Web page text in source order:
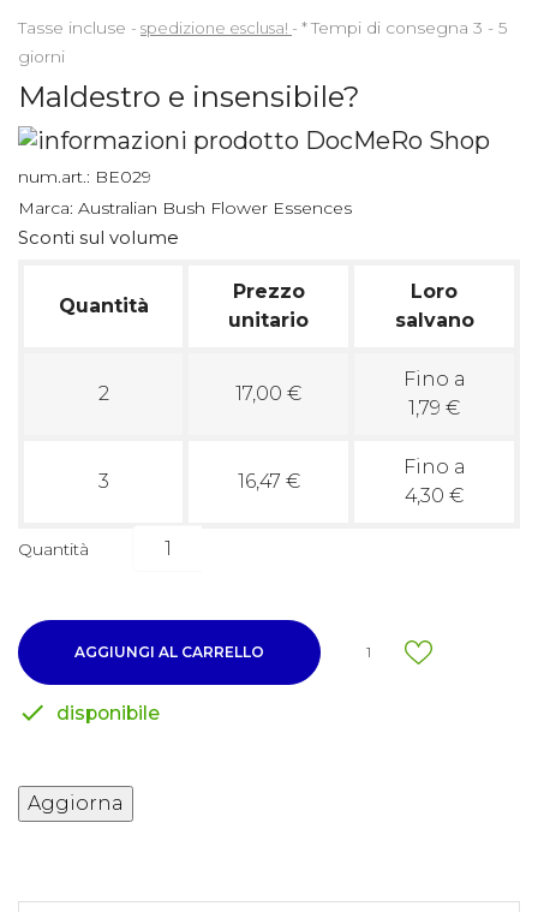
Tasse incluse
spedizione esclusa! *Tempi di consegna 3 - 5
giorni
Maldestro e insensibile?
num.art.: BE029
Marca: Australian Bush Flower Essences
Sconti sul volume
Quantità
Prezzo
unitario
Loro
salvano
2 17,00 €
Fino a
1,79 €
3 16,47 €
Fino a
4,30 €
Quantità
AGGIUNGI AL CARRELLO 1
 disponibile